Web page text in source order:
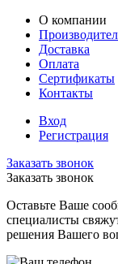
О компании
Доставка
Оплата
Сертификаты
Контакты
Вход
Регистрация
Заказать звонок
Заказать звонок
Оставьте Ваше
специалисты
решения Вашего